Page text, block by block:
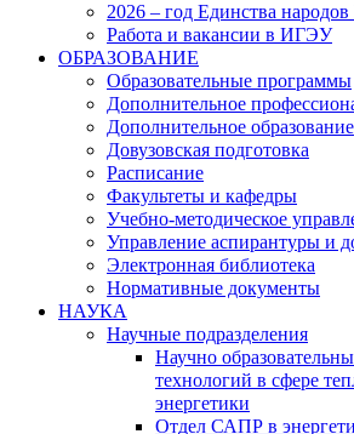
2026 – год Единства народов
Работа и вакансии в ИГЭУ
ОБРАЗОВАНИЕ
Образовательные программы
Дополнительное
Дополнительное образование
Довузовская подготовка
Расписание
Факультеты и кафедры
Учебно-методическое
Управление аспирантуры и
Электронная библиотека
Нормативные документы
НАУКА
Научные подразделения
Научно
технологий в сфере
энергетики
Отдел САПР в